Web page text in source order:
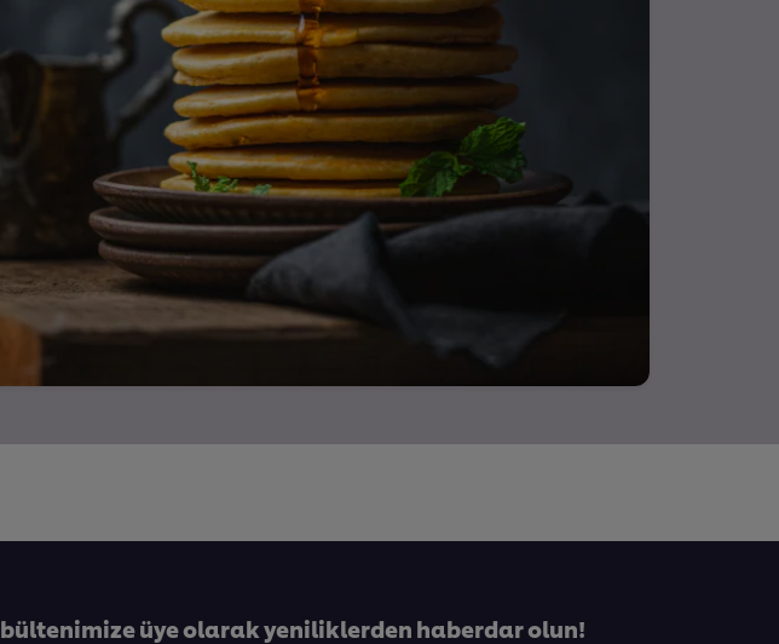
üye olarak yeniliklerden haberdar olun!